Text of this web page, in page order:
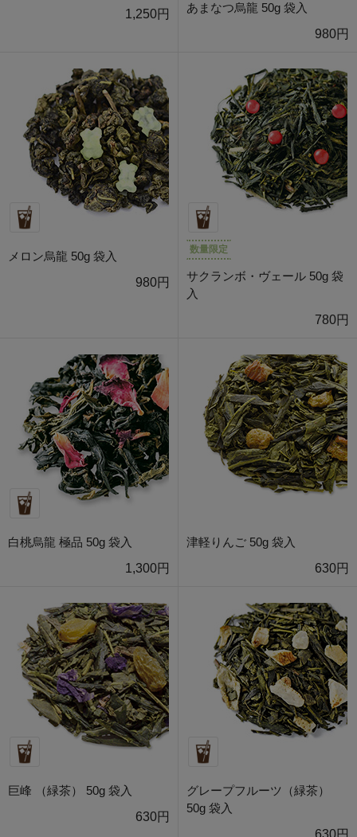
1,250円
あまなつ烏龍 50g 袋入
980円
メロン烏龍 50g 袋入
980円
数量限定
サクランボ・ヴェール 50g 袋
入
780円
白桃烏龍 極品 50g 袋入
1,300円
津軽りんご 50g 袋入
630円
巨峰 （緑茶） 50g 袋入
630円
グレープフルーツ（緑茶）
50g 袋入